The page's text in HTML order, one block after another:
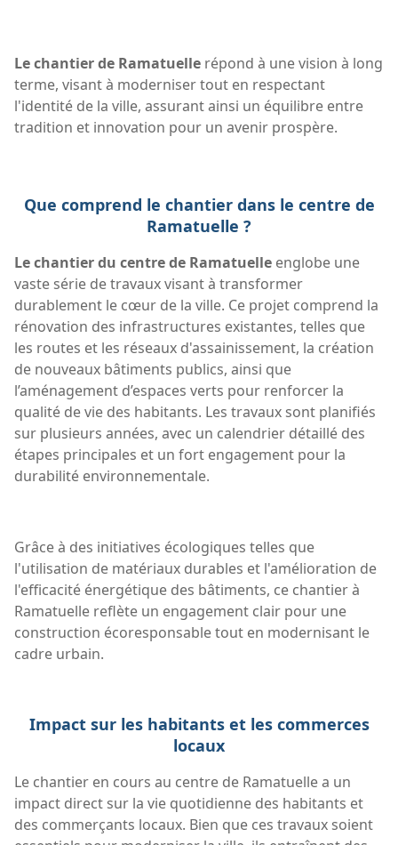
Le chantier de Ramatuelle répond à une vision à long
terme, visant à moderniser tout en respectant
l'identité de la ville, assurant ainsi un équilibre entre
tradition et innovation pour un avenir prospère.
Que comprend le chantier dans le centre de
Ramatuelle ?
Le chantier du centre de Ramatuelle englobe une
vaste série de travaux visant à transformer
durablement le cœur de la ville. Ce projet comprend la
rénovation des infrastructures existantes, telles que
les routes et les réseaux d'assainissement, la création
de nouveaux bâtiments publics, ainsi que
l’aménagement d’espaces verts pour renforcer la
qualité de vie des habitants. Les travaux sont planifiés
sur plusieurs années, avec un calendrier détaillé des
étapes principales et un fort engagement pour la
durabilité environnementale.
Grâce à des initiatives écologiques telles que
l'utilisation de matériaux durables et l'amélioration de
l'efficacité énergétique des bâtiments, ce chantier à
Ramatuelle reflète un engagement clair pour une
construction écoresponsable tout en modernisant le
cadre urbain.
Impact sur les habitants et les commerces
locaux
Le chantier en cours au centre de Ramatuelle a un
impact direct sur la vie quotidienne des habitants et
des commerçants locaux. Bien que ces travaux soient